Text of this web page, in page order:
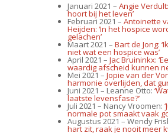
Januari 2021 – Angie
hoort bij het leven’
Februari 2021 – Antoinette
Heijden: ‘In het hospice
gelachen’
Maart 2021 – Bart de Jong:
niet wat een hospice was’
April 2021 – Jac Bruininkx:
waardig afscheid kunnen
Mei 2021 – Jopie van der
harmonie overlijden, dat
Juni 2021 – Leanne Otto:
laatste levensfase?’
Juli 2021 – Nancy Vroomen:
normale pot smaakt vaak
Augustus 2021 – Wendy
hart zit, raak je nooit meer